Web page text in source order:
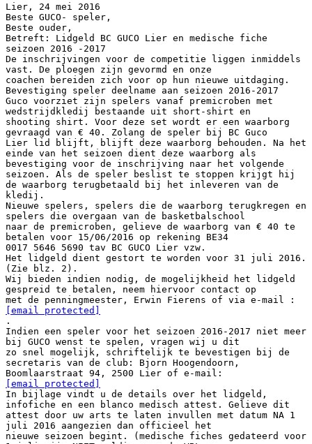
Lier, 24 mei 2016
Beste GUCO- speler,
Beste ouder,
Betreft: Lidgeld BC GUCO Lier en medische fiche
seizoen 2016 -2017
De inschrijvingen voor de competitie liggen inmiddels
vast. De ploegen zijn gevormd en onze
coachen bereiden zich voor op hun nieuwe uitdaging.
Bevestiging speler deelname aan seizoen 2016-2017
Guco voorziet zijn spelers vanaf premicroben met
wedstrijdkledij bestaande uit short-shirt en
shooting shirt. Voor deze set wordt er een waarborg
gevraagd van € 40. Zolang de speler bij BC Guco
Lier lid blijft, blijft deze waarborg behouden. Na het
einde van het seizoen dient deze waarborg als
bevestiging voor de inschrijving naar het volgende
seizoen. Als de speler beslist te stoppen krijgt hij
de waarborg terugbetaald bij het inleveren van de
kledij.
Nieuwe spelers, spelers die de waarborg terugkregen en
spelers die overgaan van de basketbalschool
naar de premicroben, gelieve de waarborg van € 40 te
betalen voor 15/06/2016 op rekening BE34
0017 5646 5690 tav BC GUCO Lier vzw.
Het lidgeld dient gestort te worden voor 31 juli 2016.
(Zie blz. 2).
Wij bieden indien nodig, de mogelijkheid het lidgeld
gespreid te betalen, neem hiervoor contact op
met de penningmeester, Erwin Fierens of via e-mail :
[email protected]
.
Indien een speler voor het seizoen 2016-2017 niet meer
bij GUCO wenst te spelen, vragen wij u dit
zo snel mogelijk, schriftelijk te bevestigen bij de
secretaris van de club: Bjorn Hoogendoorn,
Boomlaarstraat 94, 2500 Lier of e-mail:
[email protected]
In bijlage vindt u de details over het lidgeld,
infofiche en een blanco medisch attest. Gelieve dit
attest door uw arts te laten invullen met datum NA 1
juli 2016 aangezien dan officieel het
nieuwe seizoen begint. (medische fiches gedateerd voor